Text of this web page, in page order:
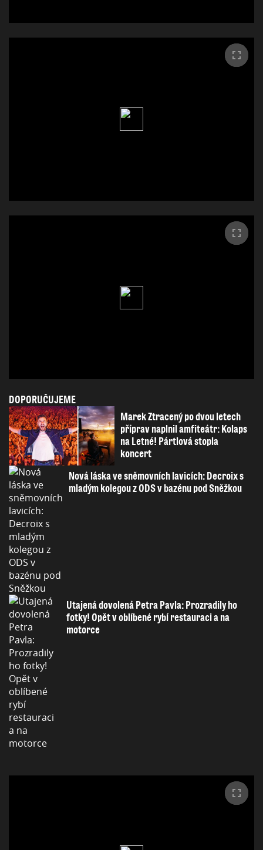
DOPORUČUJEME
Marek Ztracený po dvou letech
příprav naplnil amfiteátr: Kolaps
na Letné! Pártlová stopla
koncert
Nová láska ve sněmovních lavicích: Decroix s
mladým kolegou z ODS v bazénu pod Sněžkou
Utajená dovolená Petra Pavla: Prozradily ho
fotky! Opět v oblíbené rybí restauraci a na
motorce